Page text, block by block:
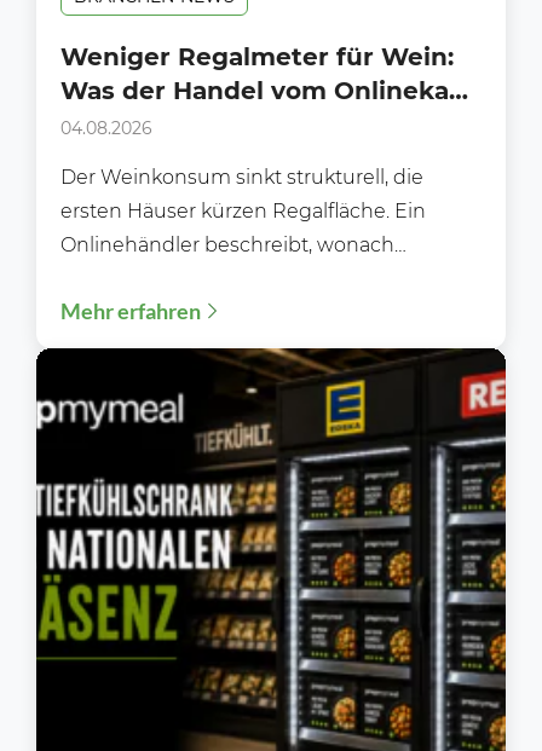
Weniger Regalmeter für Wein:
Was der Handel vom Onlinekauf
lernen kann
04.08.2026
Der Weinkonsum sinkt strukturell, die
ersten Häuser kürzen Regalfläche. Ein
Onlinehändler beschreibt, wonach
suchen und was das...
Mehr erfahren